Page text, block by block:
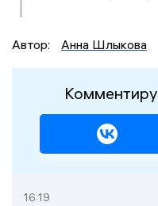
Автор: Анна Шлыкова
16:19